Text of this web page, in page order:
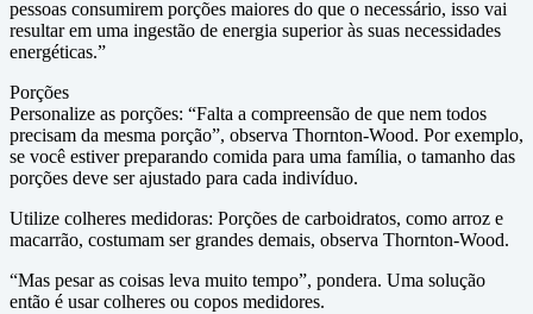
pessoas consumirem porções maiores do que o necessário, isso vai
resultar em uma ingestão de energia superior às suas necessidades
energéticas.”
Porções
Personalize as porções: “Falta a compreensão de que nem todos
precisam da mesma porção”, observa Thornton-Wood. Por exemplo,
se você estiver preparando comida para uma família, o tamanho das
porções deve ser ajustado para cada indivíduo.
Utilize colheres medidoras: Porções de carboidratos, como arroz e
macarrão, costumam ser grandes demais, observa Thornton-Wood.
“Mas pesar as coisas leva muito tempo”, pondera. Uma solução
então é usar colheres ou copos medidores.